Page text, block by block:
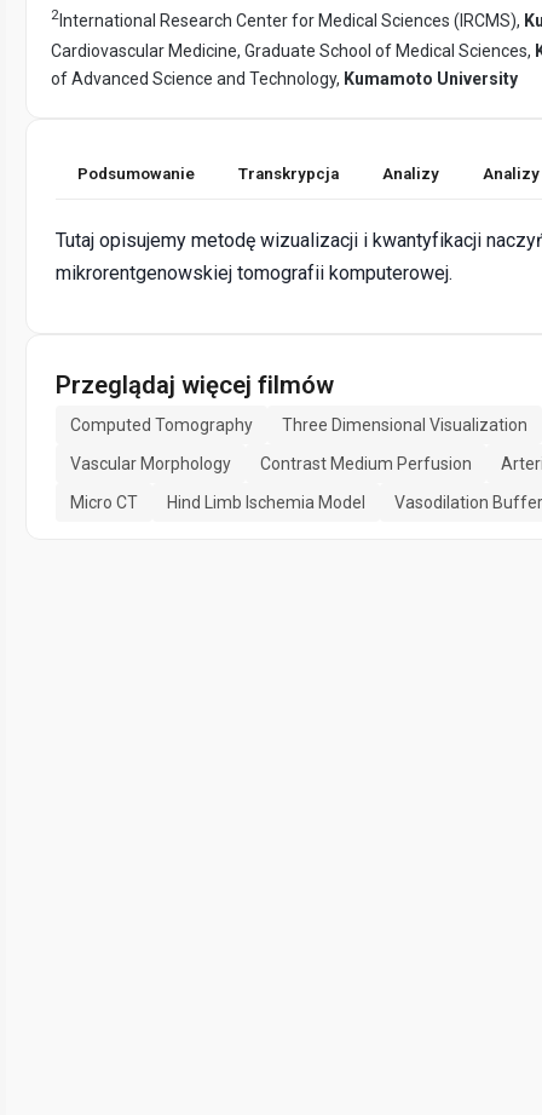
2 International Research Center for Medical Sciences (IRCMS),
Cardiovascular Medicine, Graduate School of Medical Sciences,
of Advanced Science and Technology, Kumamoto University
Podsumowanie Transkrypcja Analizy
Tutaj opisujemy metodę wizualizacji i kwantyfikacji
mikrorentgenowskiej tomografii komputerowej.
Przeglądaj więcej filmów
Computed Tomography
Three Dimensional Visualization
Vascular Morphology
Contrast Medium Perfusion
Micro CT
Hind Limb Ischemia Model Vasodilation Buffer